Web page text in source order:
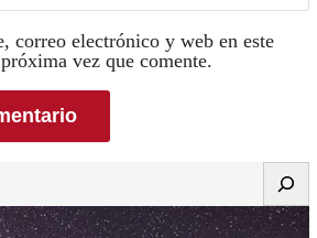
correo electrónico y web en este
vez que comente.